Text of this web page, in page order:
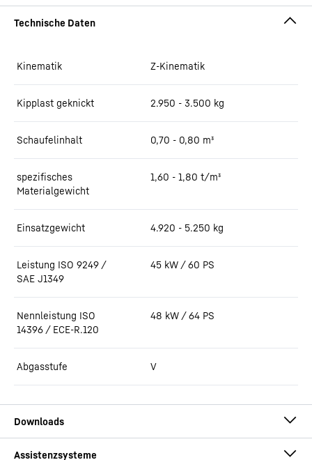
Kinematik Z-Kinematik
Kipplast geknickt 2.950 - 3.500 kg
Schaufelinhalt 0,70 - 0,80 m³
spezifisches
Materialgewicht
1,60 - 1,80 t/m³
Einsatzgewicht 4.920 - 5.250 kg
Leistung ISO 9249 /
SAE J1349
45 kW / 60 PS
Nennleistung ISO
14396 / ECE-R.120
48 kW / 64 PS
Abgasstufe V